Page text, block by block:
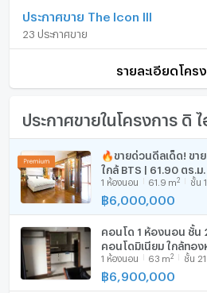
จำนวนห้องน้ำ
เครื่องทำน้ำร้อน/น้ำอุ่น
ประตูห้องระบบ digital lock
ตู้เย็น
เครื่องดูดควัน
มีอินเตอร์เน็ตไร้สาย (Wi-Fi) ใ
เครื่องซักผ้า
ประกาศขาย The Icon III
23 ประกาศขาย
รายละเอียดโคร
ประกาศขายในโครงการ ดิ
🔥ขายด่วนดีลเด็ด! ขา
ใกล้ BTS | 61.90 ตร.ม
กว่าตลาด -
1 ห้องนอน 61.9 m2 ชั้น
฿6,000,000
คอนโด 1 ห้องนอน ชั้น
คอนโดมิเนียม ใกล้ทอ
1 ห้องนอน 63 m2 ชั้น 21
฿6,900,000